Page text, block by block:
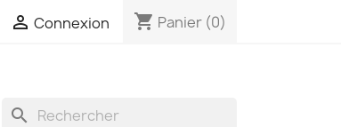
 Connexion shopping_cart Panier (0)
search